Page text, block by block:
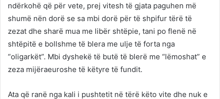
ndërkohë që për vete, prej vitesh të gjata paguhen më
shumë nën dorë se sa mbi dorë për të shpifur tërë të
zezat dhe sharë mua me libër shtëpie, tani po flenë në
shtëpitë e bollshme të blera me ulje të forta nga
“oligarkët”. Mbi dyshekë të butë të blerë me “lëmoshat” e
zeza mijëraeuroshe të këtyre të fundit.
Ata që ranë nga kali i pushtetit në tërë këto vite dhe nuk e